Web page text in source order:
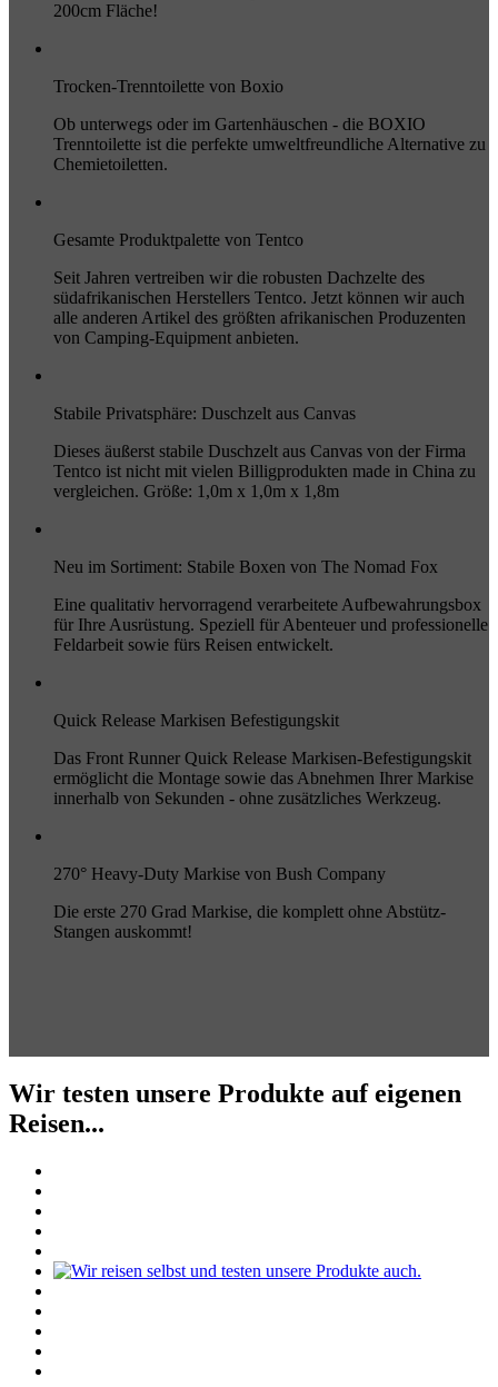
200cm Fläche!
Trocken-Trenntoilette von Boxio
Ob unterwegs oder im Gartenhäuschen - die BOXIO
Trenntoilette ist die perfekte umweltfreundliche Alternative zu
Chemietoiletten.
Gesamte Produktpalette von Tentco
Seit Jahren vertreiben wir die robusten Dachzelte des
südafrikanischen Herstellers Tentco. Jetzt können wir auch
alle anderen Artikel des größten afrikanischen Produzenten
von Camping-Equipment anbieten.
Stabile Privatsphäre: Duschzelt aus Canvas
Dieses äußerst stabile Duschzelt aus Canvas von der Firma
Tentco ist nicht mit vielen Billigprodukten made in China zu
vergleichen. Größe: 1,0m x 1,0m x 1,8m
Neu im Sortiment: Stabile Boxen von The Nomad Fox
Eine qualitativ hervorragend verarbeitete Aufbewahrungsbox
für Ihre Ausrüstung. Speziell für Abenteuer und professionelle
Feldarbeit sowie fürs Reisen entwickelt.
Quick Release Markisen Befestigungskit
Das Front Runner Quick Release Markisen-Befestigungskit
ermöglicht die Montage sowie das Abnehmen Ihrer Markise
innerhalb von Sekunden - ohne zusätzliches Werkzeug.
270° Heavy-Duty Markise von Bush Company
Die erste 270 Grad Markise, die komplett ohne Abstütz-
Stangen auskommt!
Wir testen unsere Produkte auf eigenen
Reisen...